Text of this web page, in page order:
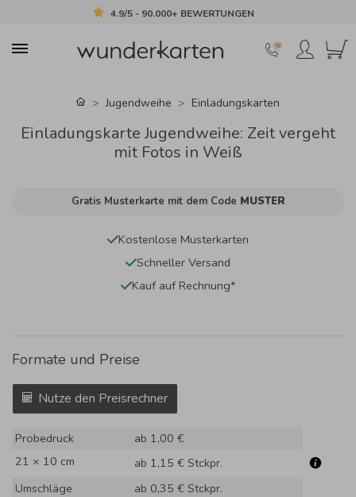
4.9/5 - 90.000+ BEWERTUNGEN
Jugendweihe Einladungskarten
Einladungskarte Jugendweihe: Zeit vergeht
mit Fotos in Weiß
Gratis Musterkarte mit dem Code MUSTER
Kostenlose Musterkarten
Schneller Versand
Kauf auf Rechnung*
Formate und Preise
Nutze den Preisrechner
Probedruck
ab 1,00 €
21 × 10 cm
ab 1,15 € Stckpr.
Umschläge
ab 0,35 € Stckpr.